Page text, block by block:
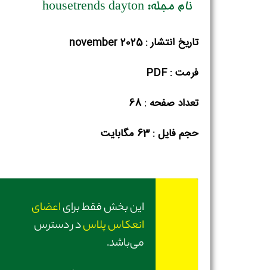
نام مجله: housetrends dayton
تاریخ انتشار : november 2025
فرمت : PDF
تعداد صفحه : 68
حجم فایل :‌ 63 مگابایت
این بخش فقط برایاعضای
انعکاس پلاسدر دسترس
می‌باشد.